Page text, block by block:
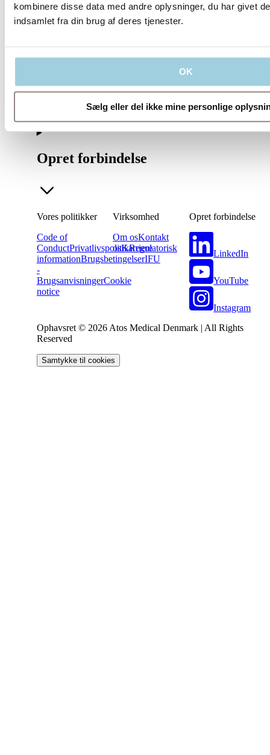
kombinere disse data med andre oplysninger, du har givet
indsamlet fra din brug af deres tjenester.
OK
Sælg eller del ikke mine personlige
Vores politikker
Virksomhed
Opret forbindelse
Vores politikker
Code of
ConductPrivatlivspolitikRegulatorisk
informationBrugsbetingelserIFU
-
BrugsanvisningerCookie
notice
Virksomhed
Om osKontakt
osKarriere
Opret forbindelse
LinkedIn
YouTube
Instagram
Ophavsret © 2026 Atos Medical Denmark | All Rights
Reserved
Samtykke til cookies